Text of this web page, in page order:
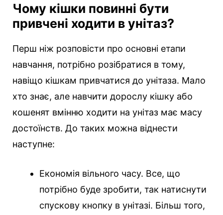
Чому кішки повинні бути
привчені ходити в унітаз?
Перш ніж розповісти про основні етапи
навчання, потрібно розібратися в тому,
навіщо кішкам привчатися до унітаза. Мало
хто знає, але навчити дорослу кішку або
кошенят вмінню ходити на унітаз має масу
достоїнств. До таких можна віднести
наступне:
Економія вільного часу. Все, що
потрібно буде зробити, так натиснути
спускову кнопку в унітазі. Більш того,